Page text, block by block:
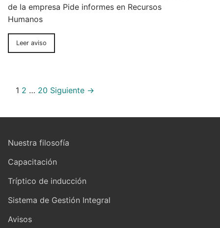
de la empresa Pide informes en Recursos
Humanos
Leer aviso
1 2 … 20 Siguiente →
Nuestra filosofía
Capacitación
Tríptico de inducción
Sistema de Gestión Integral
Avisos